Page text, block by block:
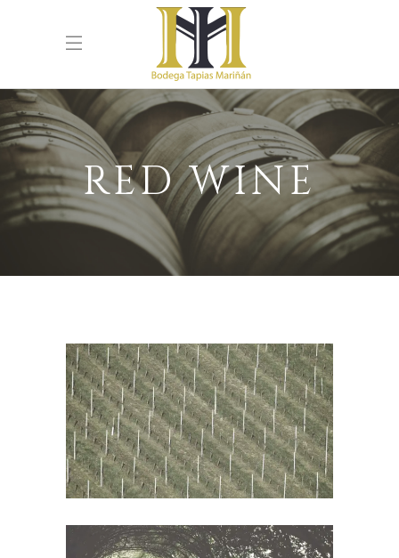
RED WINE